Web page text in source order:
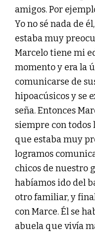
amigos. Por
Yo no sé nada de
estaba muy
Marcelo tiene mi
momento y era la
comunicarse de
hipoacúsicos y se
seña. Entonces
siempre con todos
que estaba muy
logramos
chicos de nuestro
habíamos ido del
otro familiar, y
con Marce. Él se
abuela que vivía